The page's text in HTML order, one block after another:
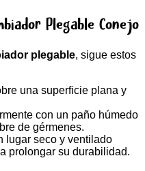
Plegable Conejo
plegable, sigue estos
una superficie plana y
con un paño húmedo
de gérmenes.
lugar seco y ventilado
prolongar su durabilidad.